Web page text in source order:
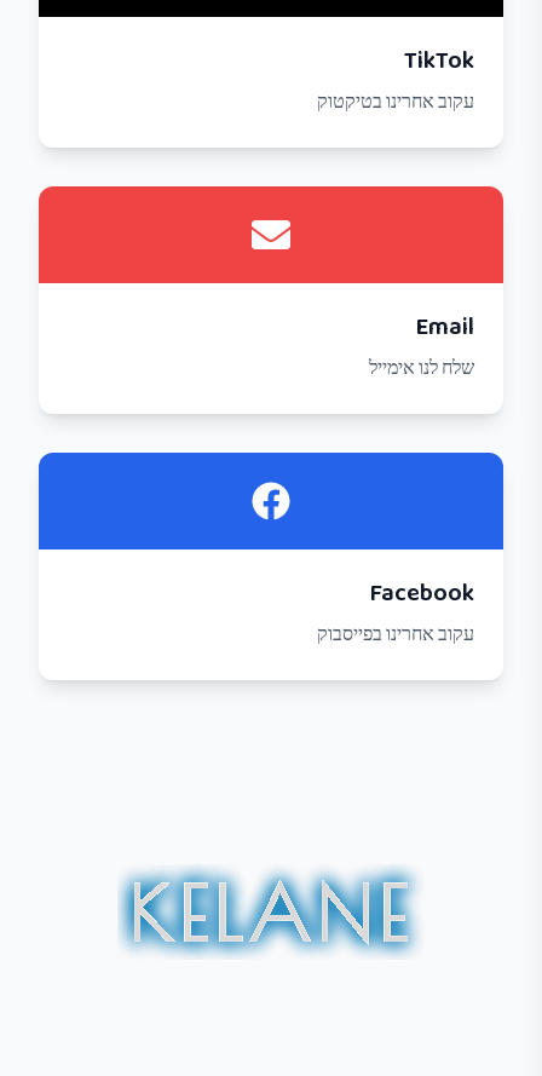
TikTok
עקוב אחרינו בטיקטוק
Email
שלח לנו אימייל
Facebook
עקוב אחרינו בפייסבוק